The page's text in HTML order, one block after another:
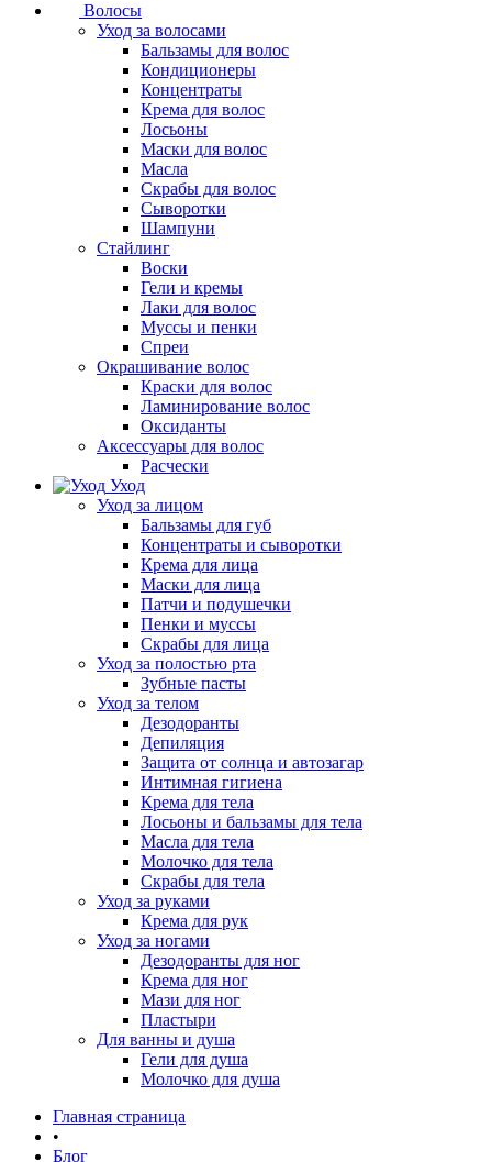
Волосы
Уход за волосами
Бальзамы для волос
Кондиционеры
Концентраты
Крема для волос
Лосьоны
Маски для волос
Масла
Скрабы для волос
Сыворотки
Шампуни
Стайлинг
Воски
Гели и кремы
Лаки для волос
Муссы и пенки
Спреи
Окрашивание волос
Краски для волос
Ламинирование волос
Оксиданты
Аксессуары для волос
Расчески
Уход
Уход за лицом
Бальзамы для губ
Концентраты и сыворотки
Крема для лица
Маски для лица
Патчи и подушечки
Пенки и муссы
Скрабы для лица
Уход за полостью рта
Зубные пасты
Уход за телом
Дезодоранты
Депиляция
Защита от солнца и автозагар
Интимная гигиена
Крема для тела
Лосьоны и бальзамы для тела
Масла для тела
Молочко для тела
Скрабы для тела
Уход за руками
Крема для рук
Уход за ногами
Дезодоранты для ног
Крема для ног
Мази для ног
Пластыри
Для ванны и душа
Гели для душа
Молочко для душа
Главная страница
•
Блог